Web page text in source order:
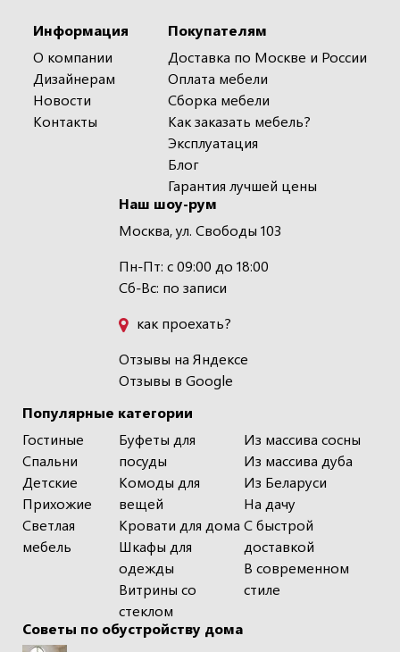
Информация
О компании
Дизайнерам
Новости
Контакты
Популярные категории
Гостиные
Спальни
Детские
Прихожие
Светлая
мебель
Буфеты для
посуды
Комоды для
вещей
Кровати для дома
Шкафы для
одежды
Витрины со
стеклом
Из массива сосны
Из массива дуба
Из Беларуси
На дачу
С быстрой
доставкой
В современном
стиле
Покупателям
Доставка по Москве и России
Оплата мебели
Сборка мебели
Как заказать мебель?
Эксплуатация
Блог
Гарантия лучшей цены
Наш шоу-рум
Москва, ул. Свободы 103
Пн-Пт: с 09:00 до 18:00
Сб-Вс: по записи
как проехать?
Отзывы на Яндексе
Отзывы в Google
Советы по обустройству дома